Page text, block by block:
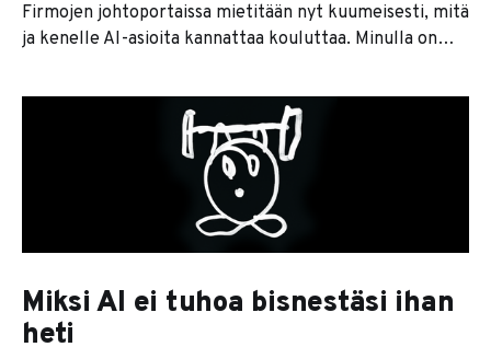
Firmojen johtoportaissa mietitään nyt kuumeisesti, mitä
ja kenelle AI-asioita kannattaa kouluttaa. Minulla on
Mielestäni nimittäin AI-koulutuksen resurssit kannattaa
yrityksessä suunnata (tässä järjestyksessä): * Sinulle.
Tämän pitäisi olla itsestäänselvää, mutta jos sinä et
ymmärrä, mistä puhutaan, olet täysin muiden armoilla.
Oman AI-kyvykkyytesi rakentaminen mahdollisimman
Miksi AI ei tuhoa bisnestäsi ihan
heti